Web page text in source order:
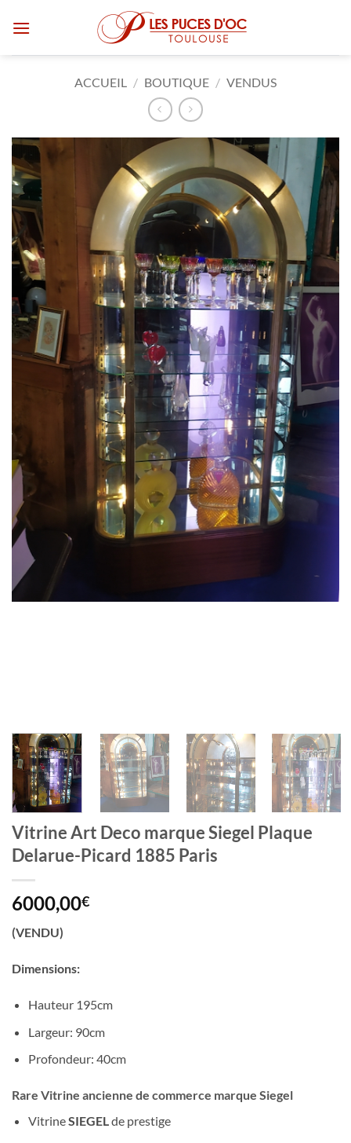
ACCUEIL / BOUTIQUE / VENDUS
Vitrine Art Deco marque Siegel Plaque
Delarue-Picard 1885 Paris
6000,00€
(VENDU)
Dimensions:
Hauteur 195cm
Largeur: 90cm
Profondeur: 40cm
Rare Vitrine ancienne de commerce marque Siegel
VitrineSIEGELde prestige